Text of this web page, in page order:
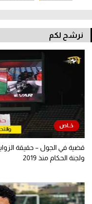
نرشح لكم
قضية في الجول – حقيقة
ولجنة الحكام منذ 2019